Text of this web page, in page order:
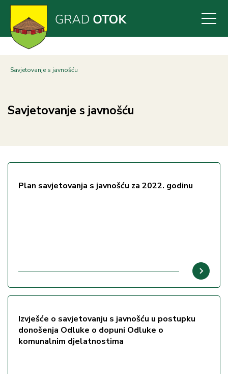
Skoči
glavni
sadržaj
Savjetovanje s javnošću
Savjetovanje s javnošću
Plan savjetovanja s javnošću za 2022. godinu
Izvješće o savjetovanju s javnošću u postupku
donošenja Odluke o dopuni Odluke o
komunalnim djelatnostima